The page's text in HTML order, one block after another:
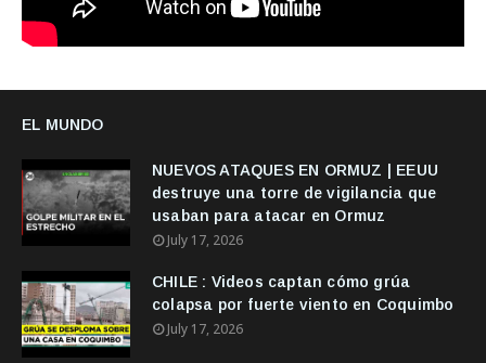
EL MUNDO
NUEVOS ATAQUES EN ORMUZ | EEUU
destruye una torre de vigilancia que
usaban para atacar en Ormuz
July 17, 2026
CHILE : Videos captan cómo grúa
colapsa por fuerte viento en Coquimbo
July 17, 2026